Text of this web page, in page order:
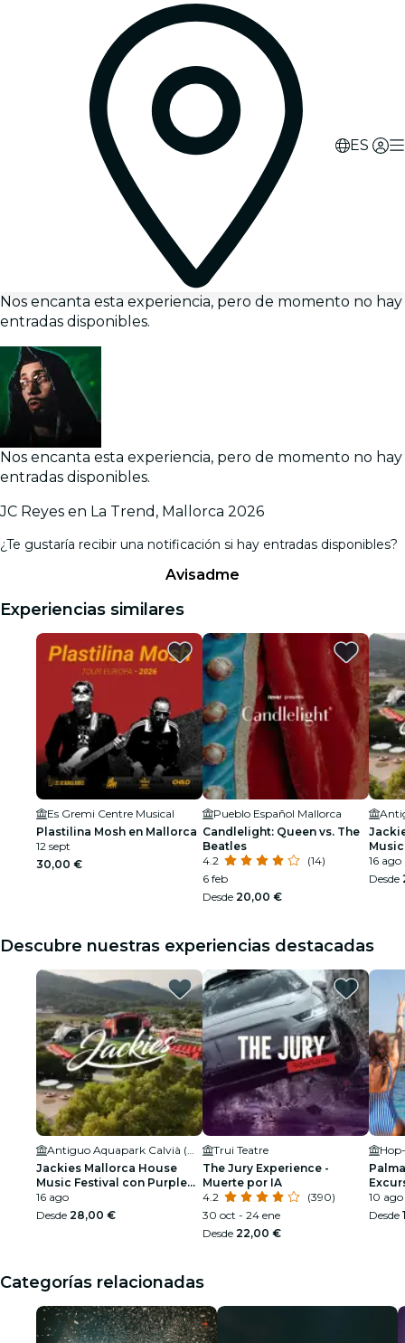
ES
Nos encanta esta experiencia, pero de momento no hay
entradas disponibles.
Nos encanta esta experiencia, pero de momento no hay
entradas disponibles.
JC Reyes en La Trend, Mallorca 2026
¿Te gustaría recibir una notificación si hay entradas disponibles?
Avisadme
Experiencias similares
Es Gremi Centre Musical
Plastilina Mosh en Mallorca
12 sept
30,00 €
Pueblo Español Mallorca
Candlelight: Queen vs. The
Beatles
4.2
(14)
6 feb
Desde 20,00 €
Disco
16 ago
Desde
Descubre nuestras experiencias destacadas
Jackies Mallorca House
Music Festival con Purple
Disco Machine
16 ago
Desde 28,00 €
Trui Teatre
The Jury Experience -
Muerte por IA
4.2
(390)
30 oct - 24 ene
Desde 22,00 €
10
Desde
Categorías relacionadas